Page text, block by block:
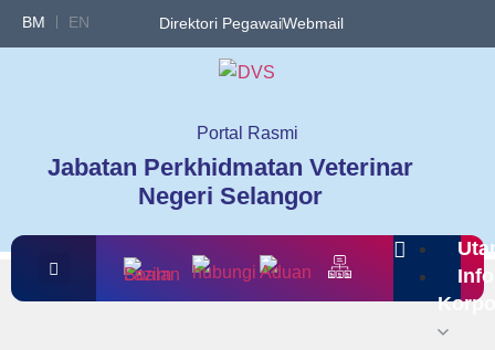
BM EN Direktori PegawaiWebmail
Portal Rasmi
Jabatan Perkhidmatan Veterinar
Negeri Selangor
Info